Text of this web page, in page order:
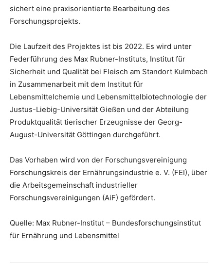
sichert eine praxisorientierte Bearbeitung des
Forschungsprojekts.
Die Laufzeit des Projektes ist bis 2022. Es wird unter
Federführung des Max Rubner-Instituts, Institut für
Sicherheit und Qualität bei Fleisch am Standort Kulmbach
in Zusammenarbeit mit dem Institut für
Lebensmittelchemie und Lebensmittelbiotechnologie der
Justus-Liebig-Universität Gießen und der Abteilung
Produktqualität tierischer Erzeugnisse der Georg-
August-Universität Göttingen durchgeführt.
Das Vorhaben wird von der Forschungsvereinigung
Forschungskreis der Ernährungsindustrie e. V. (FEI), über
die Arbeitsgemeinschaft industrieller
Forschungsvereinigungen (AiF) gefördert.
Quelle: Max Rubner-Institut – Bundesforschungsinstitut
für Ernährung und Lebensmittel